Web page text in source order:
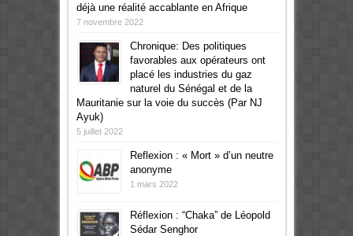
déjà une réalité accablante en Afrique
7 novembre 2022
Chronique: Des politiques
favorables aux opérateurs ont
placé les industries du gaz
naturel du Sénégal et de la
Mauritanie sur la voie du succès (Par NJ
Ayuk)
5 juillet 2022
Reflexion : « Mort » d’un neutre
anonyme
1 mars 2022
Réflexion : “Chaka” de Léopold
Sédar Senghor